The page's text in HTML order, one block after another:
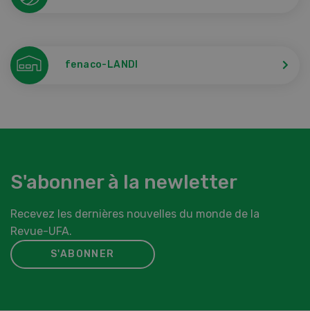
fenaco-LANDI
S'abonner à la newletter
Recevez les dernières nouvelles du monde de la
Revue-UFA.
S'ABONNER